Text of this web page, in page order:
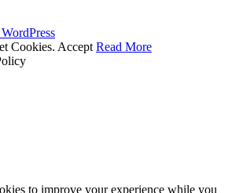
Cookies. Accept Read More
to improve your experience while you